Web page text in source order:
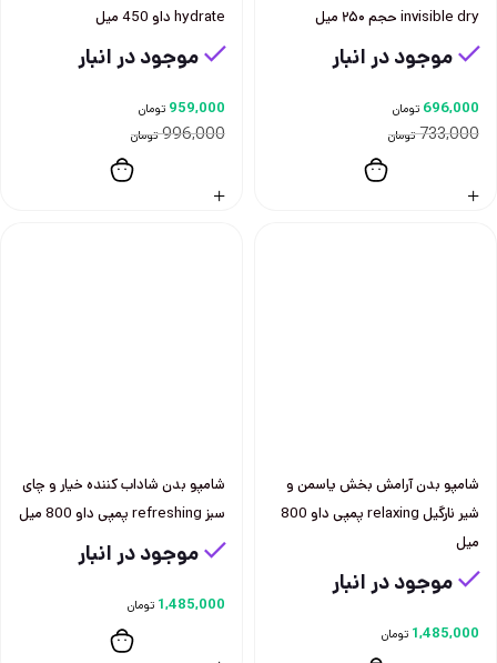
invisible dry حجم ۲۵۰ میل
موجود در انبار
733,000 تومان
696,000 تومان
hydrate داو 450 ميل
موجود در انبار
996,000 تومان
959,000 تومان
شامپو بدن آرامش بخش ياسمن و
شير نارگيل relaxing پمپی داو 800
ميل
موجود در انبار
1,485,000 تومان
شامپو بدن شاداب كننده خيار و چای
سبز refreshing پمپی داو 800 ميل
موجود در انبار
1,485,000 تومان